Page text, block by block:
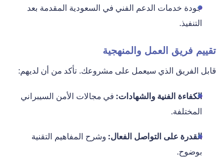
جودة خدمات الدعم الفني في السعودية المقدمة بعد
التنفيذ.
تقييم فريق العمل والمنهجية
قابل الفريق الذي سيعمل على مشروعك. تأكد من أن لديهم:
الكفاءة الفنية والشهادات: في مجالات الأمن السيبراني
المختلفة.
القدرة على التواصل الفعال: وشرح المفاهيم التقنية
بوضوح.